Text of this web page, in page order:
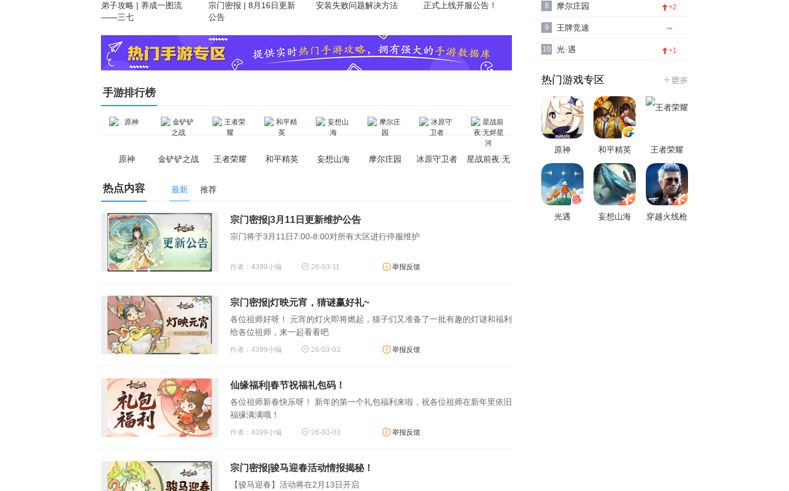
弟子攻略 | 养成一图流
——三七
宗门密报 | 8月16日更新
公告
安装失败问题解决方法 正式上线开服公告！
手游排行榜
原神 金铲铲之战 王者荣耀 和平精英 妄想山海 摩尔庄园 冰原守卫者
星战前夜:无
热点内容 最新 推荐
宗门密报|3月11日更新维护公告
宗门将于3月11日7:00-8:00对所有大区进行停服维护
作者：4399小编 26-03-11 举报反馈
宗门密报|灯映元宵，猜谜赢好礼~
各位祖师好呀！ 元宵的灯火即将燃起，猫子们又准备了一批有趣的灯谜和福利
给各位祖师，来一起看看吧
作者：4399小编 26-03-03 举报反馈
仙缘福利|春节祝福礼包码！
各位祖师新春快乐呀！ 新年的第一个礼包福利来啦，祝各位祖师在新年里依旧
福缘满满哦！
作者：4399小编 26-03-03 举报反馈
宗门密报|骏马迎春活动情报揭秘！
【骏马迎春】活动将在2月13日开启
8 摩尔庄园 +2
9 王牌竞速
10 光·遇 +1
热门游戏专区
原神 和平精英 王者荣耀
光遇 妄想山海 穿越火线枪